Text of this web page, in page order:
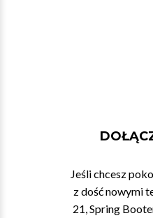
Jeśli chcesz
z dość nowymi
21, Spring